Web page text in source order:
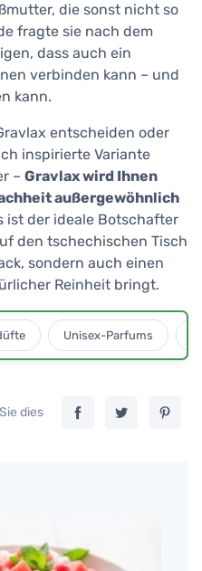
die sonst nicht so
fragte sie nach dem
dass auch ein
verbinden kann – und
kann.
entscheiden oder
inspirierte Variante
– Gravlax wird Ihnen
außergewöhnlich
ist der ideale Botschafter
den tschechischen Tisch
sondern auch einen
Reinheit bringt.
Unisex-Parfums
dies